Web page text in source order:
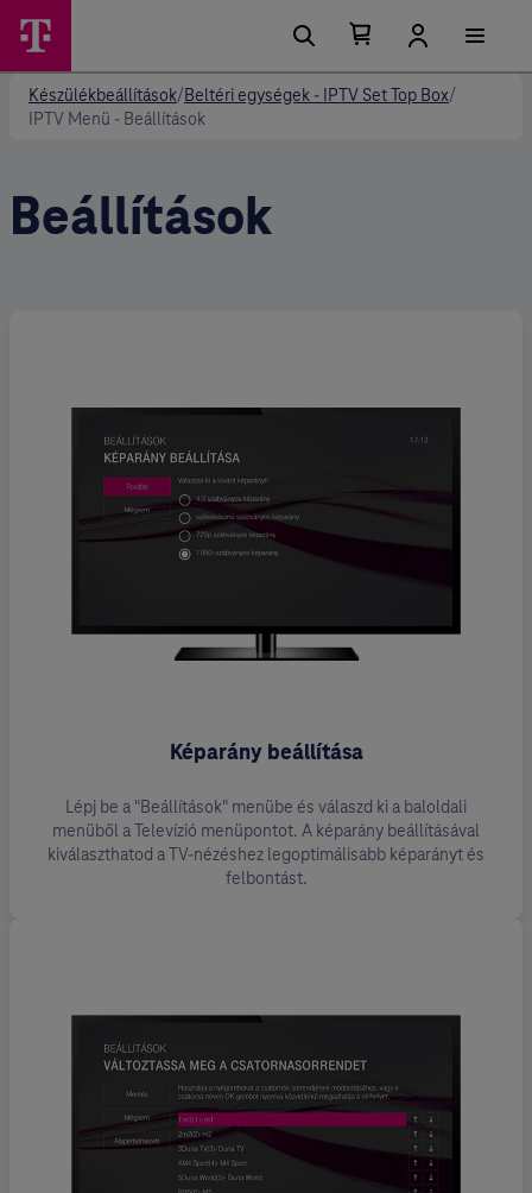
Készülékbeállítások/Beltéri egységek - IPTV Set Top Box/
IPTV Menü - Beállítások
Beállítások
Képarány beállítása
Lépj be a "Beállítások" menübe és válaszd ki a baloldali
menüből a Televízió menüpontot. A képarány beállításával
kiválaszthatod a TV-nézéshez legoptimálisabb képarányt és
felbontást.